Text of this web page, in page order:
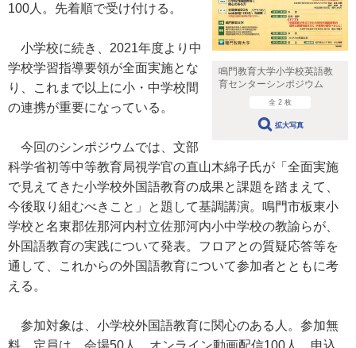
鳴門教育大学小学校英語教
育センターシンポジウム
全 2 枚
拡大写真
100人。先着順で受け付ける。
小学校に続き、2021年度より中
学校学習指導要領が全面実施とな
り、これまで以上に小・中学校間
の連携が重要になっている。
今回のシンポジウムでは、文部
科学省初等中等教育局視学官の直山木綿子氏が「全面実施
で見えてきた小学校外国語教育の成果と課題を踏まえて、
今後取り組むべきこと」と題して基調講演。鳴門市板東小
学校と名東郡佐那河内村立佐那河内小中学校の教諭らが、
外国語教育の実践について発表。フロアとの質疑応答等を
通して、これからの外国語教育について参加者とともに考
える。
参加対象は、小学校外国語教育に関心のある人。参加無
料。定員は、会場50人、オンライン動画配信100人。申込